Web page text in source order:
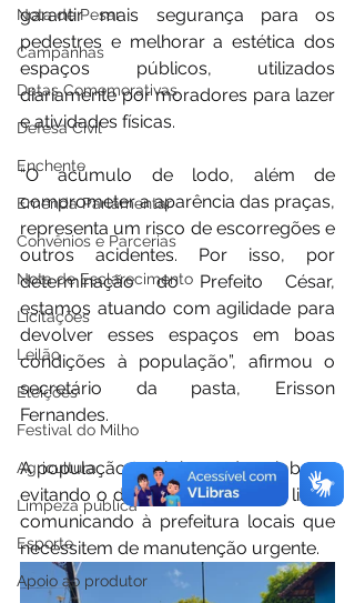
Nota de Pesar
Campanhas
Datas Comemorativas
Defesa Civil
Enchente
Emenda Parlamentar
Convênios e Parcerias
Nota de Esclarecimento
Licitações
Leilão
Eleições
Festival do Milho
Agricultura
Limpeza pública
Esporte
Apoio ao produtor
garantir mais segurança para os
pedestres e melhorar a estética dos
espaços públicos, utilizados
diariamente por moradores para lazer
e atividades físicas.
“O acúmulo de lodo, além de
comprometer a aparência das praças,
representa um risco de escorregões e
outros acidentes. Por isso, por
determinação do Prefeito César,
estamos atuando com agilidade para
devolver esses espaços em boas
condições à população”, afirmou o
secretário da pasta, Erisson
Fernandes.
A população também pode colaborar
evitando o descarte irregular de lixo e
comunicando à prefeitura locais que
necessitem de manutenção urgente.